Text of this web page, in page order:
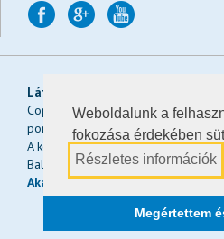
Weboldalunk a
fokozása érdekében
Részletes információk
Megértettem
Látogatások:
Copyright © 2026 Bodajk Város
portálja
A képeket a weboldalra Keserű
Balázs biztosította.
Akadálymentesítési nyilatkozat